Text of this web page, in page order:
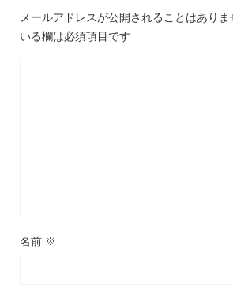
メールアドレスが公開されることはありま
いる欄は必須項目です
名前 ※